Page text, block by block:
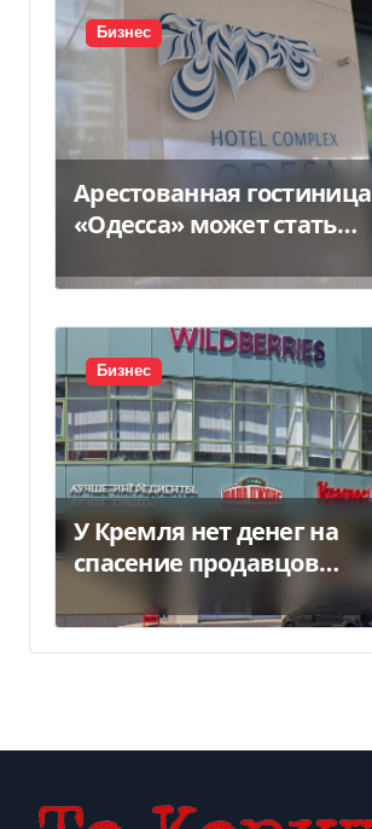
Бизнес
Арестованная гостиница
«Одесса» может стать
Бизнес
У Кремля нет денег на
спасение продавцов
Wildberries после атак
дронов